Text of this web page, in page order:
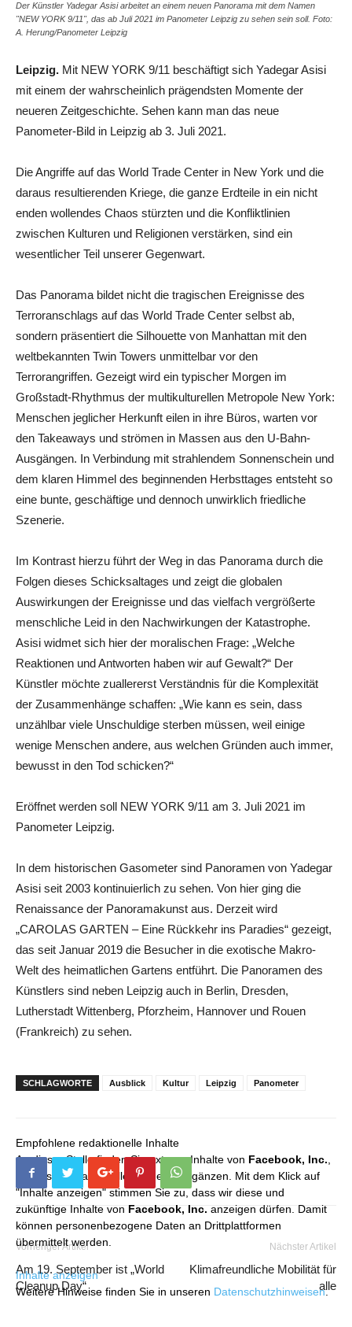
Der Künstler Yadegar Asisi arbeitet an einem neuen Panorama mit dem Namen
"NEW YORK 9/11", das ab Juli 2021 im Panometer Leipzig zu sehen sein soll. Foto:
A. Herung/Panometer Leipzig
Leipzig. Mit NEW YORK 9/11 beschäftigt sich Yadegar Asisi
mit einem der wahrscheinlich prägendsten Momente der
neueren Zeitgeschichte. Sehen kann man das neue
Panometer-Bild in Leipzig ab 3. Juli 2021.
Die Angriffe auf das World Trade Center in New York und die
daraus resultierenden Kriege, die ganze Erdteile in ein nicht
enden wollendes Chaos stürzten und die Konfliktlinien
zwischen Kulturen und Religionen verstärken, sind ein
wesentlicher Teil unserer Gegenwart.
Das Panorama bildet nicht die tragischen Ereignisse des
Terroranschlags auf das World Trade Center selbst ab,
sondern präsentiert die Silhouette von Manhattan mit den
weltbekannten Twin Towers unmittelbar vor den
Terrorangriffen. Gezeigt wird ein typischer Morgen im
Großstadt-Rhythmus der multikulturellen Metropole New York:
Menschen jeglicher Herkunft eilen in ihre Büros, warten vor
den Takeaways und strömen in Massen aus den U-Bahn-
Ausgängen. In Verbindung mit strahlendem Sonnenschein und
dem klaren Himmel des beginnenden Herbsttages entsteht so
eine bunte, geschäftige und dennoch unwirklich friedliche
Szenerie.
Im Kontrast hierzu führt der Weg in das Panorama durch die
Folgen dieses Schicksaltages und zeigt die globalen
Auswirkungen der Ereignisse und das vielfach vergrößerte
menschliche Leid in den Nachwirkungen der Katastrophe.
Asisi widmet sich hier der moralischen Frage: „Welche
Reaktionen und Antworten haben wir auf Gewalt?“ Der
Künstler möchte zuallererst Verständnis für die Komplexität
der Zusammenhänge schaffen: „Wie kann es sein, dass
unzählbar viele Unschuldige sterben müssen, weil einige
wenige Menschen andere, aus welchen Gründen auch immer,
bewusst in den Tod schicken?“
Eröffnet werden soll NEW YORK 9/11 am 3. Juli 2021 im
Panometer Leipzig.
In dem historischen Gasometer sind Panoramen von Yadegar
Asisi seit 2003 kontinuierlich zu sehen. Von hier ging die
Renaissance der Panoramakunst aus. Derzeit wird
„CAROLAS GARTEN – Eine Rückkehr ins Paradies“ gezeigt,
das seit Januar 2019 die Besucher in die exotische Makro-
Welt des heimatlichen Gartens entführt. Die Panoramen des
Künstlers sind neben Leipzig auch in Berlin, Dresden,
Lutherstadt Wittenberg, Pforzheim, Hannover und Rouen
(Frankreich) zu sehen.
SCHLAGWORTE Ausblick Kultur Leipzig Panometer
Empfohlene redaktionelle Inhalte
An dieser Stelle finden Sie externe Inhalte von Facebook, Inc.
die unser redaktionelles Angebot ergänzen. Mit dem Klick auf
"Inhalte anzeigen" stimmen Sie zu, dass wir diese und
zukünftige Inhalte von Facebook, Inc. anzeigen dürfen. Damit
können personenbezogene Daten an Drittplattformen
übermittelt werden.
Inhalte anzeigen
Weitere Hinweise finden Sie in unseren Datenschutzhinweisen.
Vorheriger Artikel
Am 19. September ist „World
Cleanup Day“
Nächster Artikel
Klimafreundliche Mobilität für
alle